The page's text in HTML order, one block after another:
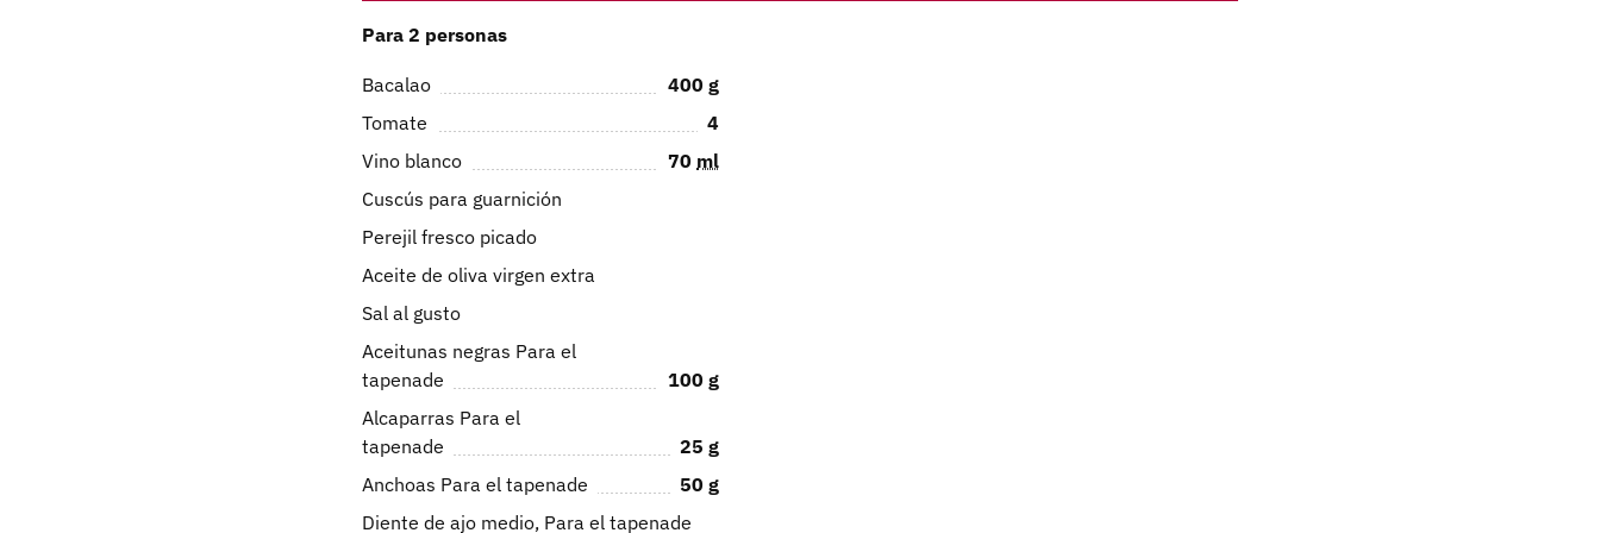
Para 2 personas
Bacalao 400 g
Tomate
4
Vino blanco
70 ml
Cuscús para guarnición
Perejil fresco picado
Aceite de oliva virgen extra
Sal al gusto
Aceitunas negras Para el
tapenade
100 g
Alcaparras Para el
tapenade
25 g
Anchoas Para el tapenade
50 g
Diente de ajo medio, Para el tapenade